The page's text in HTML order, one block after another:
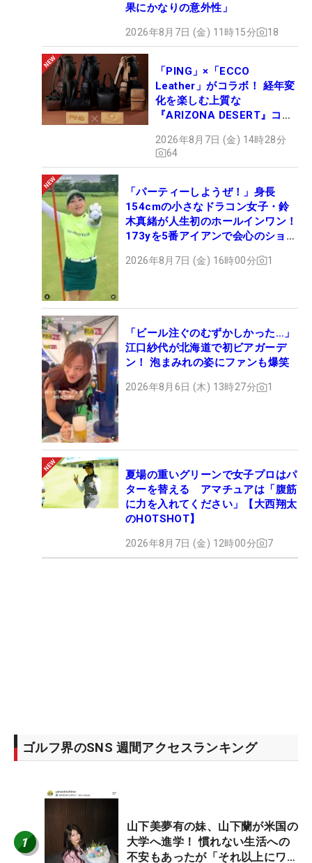
果にかなりの意外性」
2026年8月7日 (金) 11時15分 18
「PING」×「ECCO
Leather」がコラボ！ 経年変
化を楽しむ上質な
『ARIZONA DESERT』コレ
ュー
2026年8月7日 (金) 14時28分
64
「パーティーしようぜ！」身長
154cmの小さなドラコン女子・鈴
木真緒が人生初のホールインワン！
173yを5番アイアンで会心のショッ
2026年8月7日 (金) 16時00分 1
「ビール注ぐのむずかしかった…」
江口紗代が北海道で初ビアガーデ
ン！ 泡まみれの姿にファンも爆笑
2026年8月6日 (木) 13時27分 1
夏場の重いグリーンで女子プロはパ
ターを替える アマチュアは「腹筋
に力を入れてください」【大西翔太
のHOTSHOT】
2026年8月7日 (金) 12時00分 7
ゴルフ界のSNS 週間アクセスランキング
1
山下美夢有の妹、山下蘭が米国の
大学へ進学！ 慣れない生活への
不安もあったが「それ以上にワク